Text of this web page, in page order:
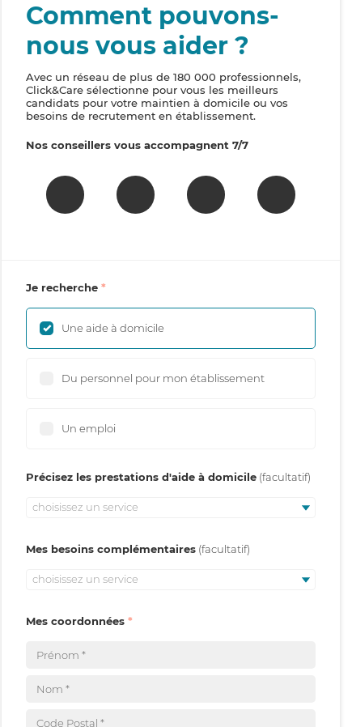
Comment pouvons-
nous vous aider ?
Avec un réseau de plus de 180 000 professionnels,
Click&Care sélectionne pour vous les meilleurs
candidats pour votre maintien à domicile ou vos
besoins de recrutement en établissement.
Nos conseillers vous accompagnent 7/7
Je recherche
Une aide à domicile
Du personnel pour mon établissement
Un emploi
Précisez les prestations d'aide à domicile
choisissez un service
Mes besoins complémentaires
choisissez un service
Mes coordonnées